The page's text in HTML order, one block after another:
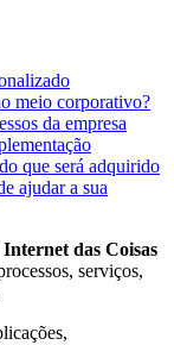
meio corporativo?
da empresa
que será adquirido
ajudar a sua
Internet das Coisas
serviços,